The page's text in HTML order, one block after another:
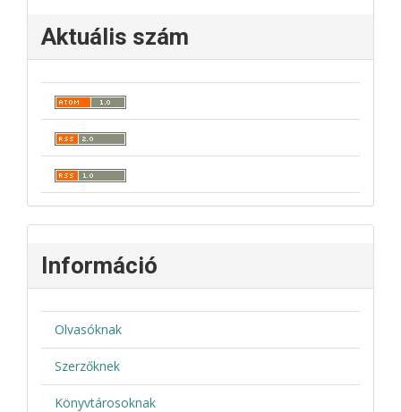
Aktuális szám
Információ
Olvasóknak
Szerzőknek
Könyvtárosoknak